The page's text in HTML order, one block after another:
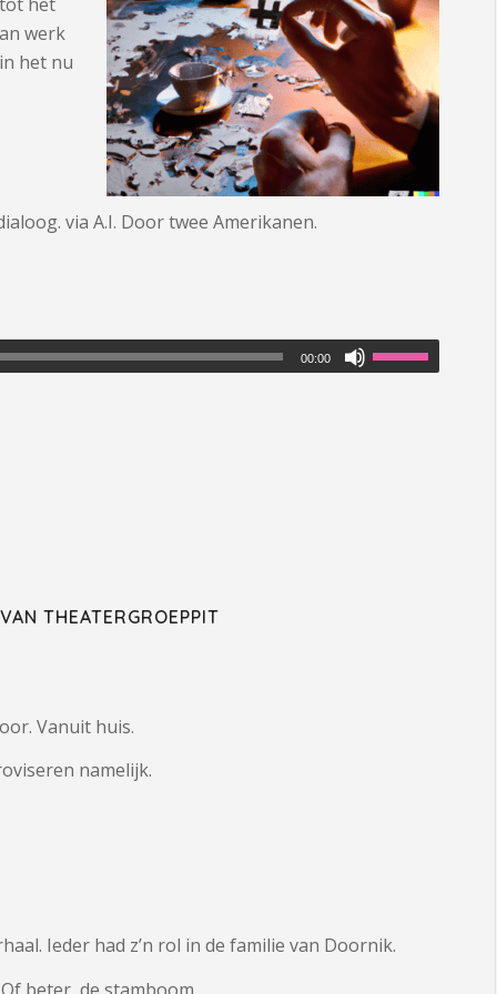
werk
het nu
via A.I. Door twee Amerikanen.
00:00
THEATERGROEPPIT
Vanuit huis.
namelijk.
Ieder had z’n rol in de familie van Doornik.